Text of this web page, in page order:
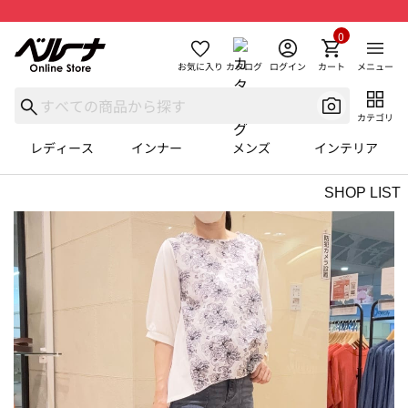
お気に入り カタログ ログイン カート
0
メニュー
カテゴリ
レディース インナー メンズ インテリア
SHOP LIST